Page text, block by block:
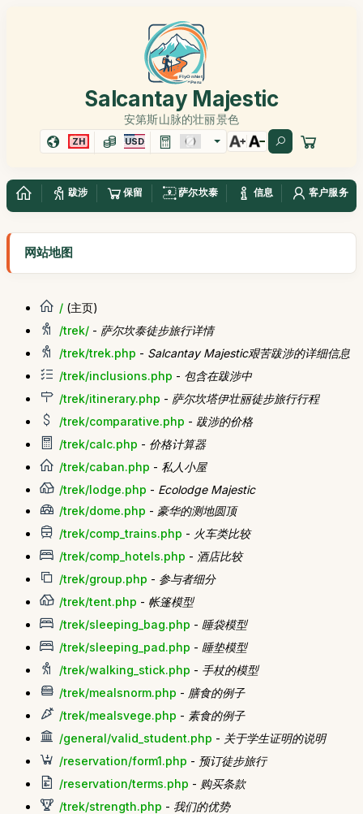
Salcantay Majestic
安第斯山脉的壮丽景色
ZH USD
跋涉 保留 萨尔坎泰 信息 客户服务
网站地图
/ (主页)
/trek/ - 萨尔坎泰徒步旅行详情
/trek/trek.php - Salcantay Majestic艰苦跋涉的详细信息
/trek/inclusions.php - 包含在跋涉中
/trek/itinerary.php - 萨尔坎塔伊壮丽徒步旅行行程
/trek/comparative.php - 跋涉的价格
/trek/calc.php - 价格计算器
/trek/caban.php - 私人小屋
/trek/lodge.php - Ecolodge Majestic
/trek/dome.php - 豪华的测地圆顶
/trek/comp_trains.php - 火车类比较
/trek/comp_hotels.php - 酒店比较
/trek/group.php - 参与者细分
/trek/tent.php - 帐篷模型
/trek/sleeping_bag.php - 睡袋模型
/trek/sleeping_pad.php - 睡垫模型
/trek/walking_stick.php - 手杖的模型
/trek/mealsnorm.php - 膳食的例子
/trek/mealsvege.php - 素食的例子
/general/valid_student.php - 关于学生证明的说明
/reservation/form1.php - 预订徒步旅行
/reservation/terms.php - 购买条款
/trek/strength.php - 我们的优势